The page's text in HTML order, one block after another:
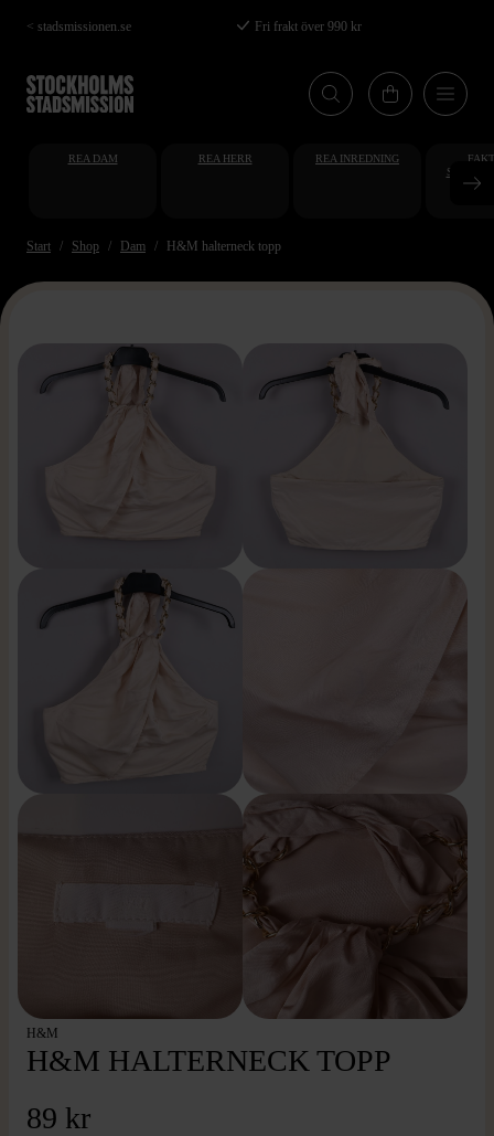
Hoppa
till
huvudinnehåll
< stadsmissionen.se Fri frakt över 990 kr
REA DAM REA HERR REA INREDNING
Start Shop Dam H&M halterneck topp
H&M
H&M HALTERNECK TOPP
89 kr